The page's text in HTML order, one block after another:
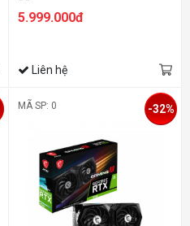
5.999.000đ
Liên hệ
MÃ SP: 0 -32%